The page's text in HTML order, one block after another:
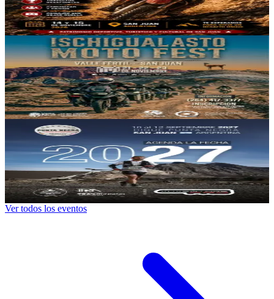
14/11/2026, 08:00 hsSáb., 14 nov.,08:00 hs
+1 fecha más
523
46
Valle Fértil
Ischigualasto Moto Fest
21/11/2026, 23:59 hsSáb., 21 nov.,23:59 hs
+2 fechas más
470
45
Dique Punta Negra
Desafio Punta Negra 2027
10/09/2027, 09:00 hsVie., 10 sep.,09:00 hs
+2 fechas más
569
52
Ver todos los eventos